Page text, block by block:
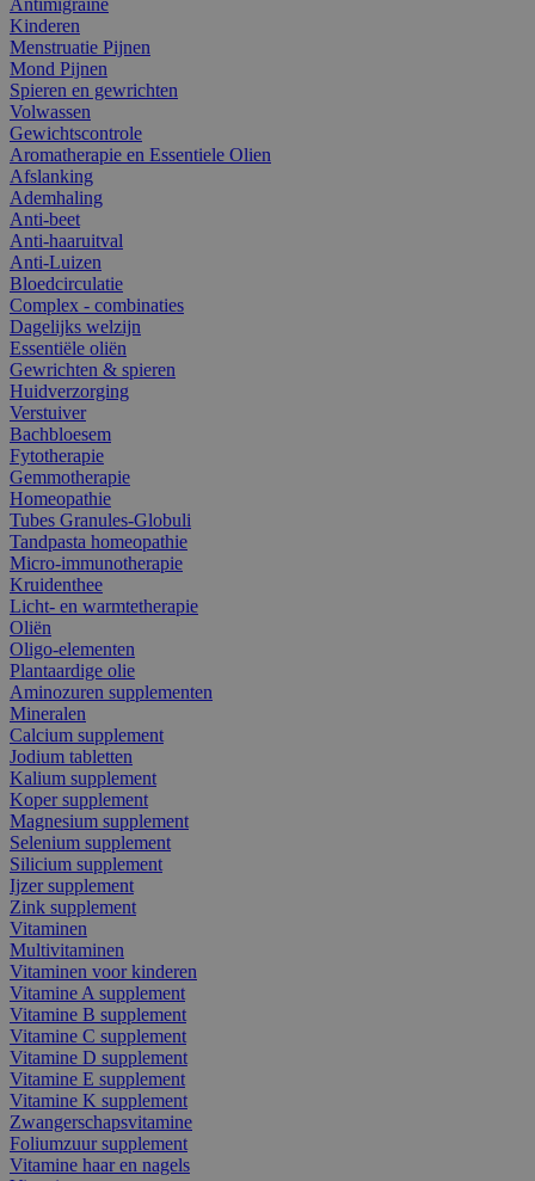
Kinderen
Menstruatie Pijnen
Mond Pijnen
Spieren en gewrichten
Volwassen
Gewichtscontrole
Aromatherapie en Essentiele Olien
Afslanking
Ademhaling
Anti-beet
Anti-haaruitval
Anti-Luizen
Bloedcirculatie
Complex - combinaties
Dagelijks welzijn
Essentiële oliën
Gewrichten & spieren
Huidverzorging
Verstuiver
Bachbloesem
Fytotherapie
Gemmotherapie
Homeopathie
Tubes Granules-Globuli
Tandpasta homeopathie
Micro-immunotherapie
Kruidenthee
Licht- en warmtetherapie
Oliën
Oligo-elementen
Plantaardige olie
Aminozuren supplementen
Mineralen
Calcium supplement
Jodium tabletten
Kalium supplement
Koper supplement
Magnesium supplement
Selenium supplement
Silicium supplement
Ijzer supplement
Zink supplement
Vitaminen
Multivitaminen
Vitaminen voor kinderen
Vitamine A supplement
Vitamine B supplement
Vitamine C supplement
Vitamine D supplement
Vitamine E supplement
Vitamine K supplement
Zwangerschapsvitamine
Foliumzuur supplement
Vitamine haar en nagels